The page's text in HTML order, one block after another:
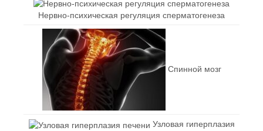
Нервно-психическая регуляция сперматогенеза
Спинной мозг
Узловая гиперплазия